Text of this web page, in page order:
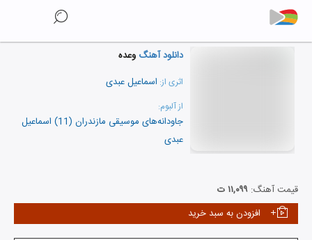
دانلود آهنگ وعده
اثری از: اسماعیل عبدی
از آلبوم:
جاودانه‌های موسیقی مازندران (11) اسماعیل
عبدی
قیمت آهنگ: ۱۱,۰۹۹ ت
افزودن به سبد خرید